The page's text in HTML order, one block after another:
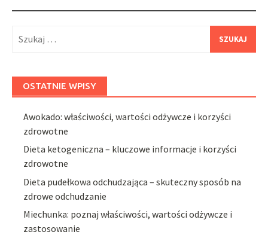
OSTATNIE WPISY
Awokado: właściwości, wartości odżywcze i korzyści
zdrowotne
Dieta ketogeniczna – kluczowe informacje i korzyści
zdrowotne
Dieta pudełkowa odchudzająca – skuteczny sposób na
zdrowe odchudzanie
Miechunka: poznaj właściwości, wartości odżywcze i
zastosowanie